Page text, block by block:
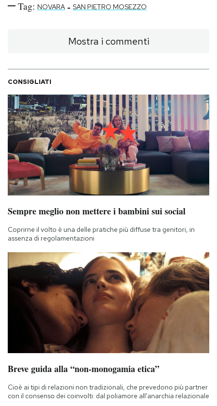
Tag: NOVARA - SAN PIETRO MOSEZZO
Mostra i commenti
CONSIGLIATI
Sempre meglio non mettere i bambini sui social
Coprirne il volto è una delle pratiche più diffuse tra genitori, in
assenza di regolamentazioni
Breve guida alla “non-monogamia etica”
Cioè ai tipi di relazioni non tradizionali, che prevedono più partner
con il consenso dei coinvolti: dal poliamore all'anarchia relazionale